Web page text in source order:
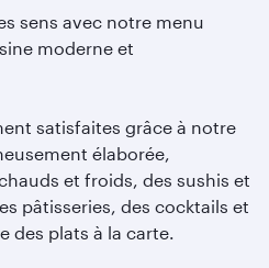
sens avec notre menu
moderne et
satisfaites grâce à notre
élaborée,
et froids, des sushis et
pâtisseries, des cocktails et
des plats à la carte.